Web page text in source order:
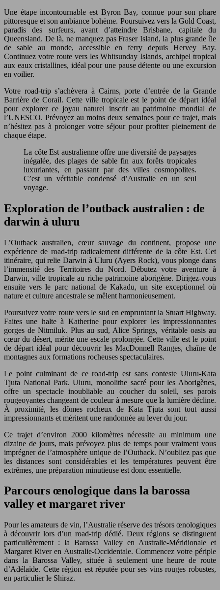
Une étape incontournable est Byron Bay, connue pour son phare
pittoresque et son ambiance bohème. Poursuivez vers la Gold Coast,
paradis des surfeurs, avant d’atteindre Brisbane, capitale du
Queensland. De là, ne manquez pas Fraser Island, la plus grande île
de sable au monde, accessible en ferry depuis Hervey Bay.
Continuez votre route vers les Whitsunday Islands, archipel tropical
aux eaux cristallines, idéal pour une pause détente ou une excursion
en voilier.
Votre road-trip s’achèvera à Cairns, porte d’entrée de la Grande
Barrière de Corail. Cette ville tropicale est le point de départ idéal
pour explorer ce joyau naturel inscrit au patrimoine mondial de
l’UNESCO. Prévoyez au moins deux semaines pour ce trajet, mais
n’hésitez pas à prolonger votre séjour pour profiter pleinement de
chaque étape.
La côte Est australienne offre une diversité de paysages
inégalée, des plages de sable fin aux forêts tropicales
luxuriantes, en passant par des villes cosmopolites.
C’est un véritable condensé d’Australie en un seul
voyage.
Exploration de l’outback australien : de
darwin à uluru
L’Outback australien, cœur sauvage du continent, propose une
expérience de road-trip radicalement différente de la côte Est. Cet
itinéraire, qui relie Darwin à Uluru (Ayers Rock), vous plonge dans
l’immensité des Territoires du Nord. Débutez votre aventure à
Darwin, ville tropicale au riche patrimoine aborigène. Dirigez-vous
ensuite vers le parc national de Kakadu, un site exceptionnel où
nature et culture ancestrale se mêlent harmonieusement.
Poursuivez votre route vers le sud en empruntant la Stuart Highway.
Faites une halte à Katherine pour explorer les impressionnantes
gorges de Nitmiluk. Plus au sud, Alice Springs, véritable oasis au
cœur du désert, mérite une escale prolongée. Cette ville est le point
de départ idéal pour découvrir les MacDonnell Ranges, chaîne de
montagnes aux formations rocheuses spectaculaires.
Le point culminant de ce road-trip est sans conteste Uluru-Kata
Tjuta National Park. Uluru, monolithe sacré pour les Aborigènes,
offre un spectacle inoubliable au coucher du soleil, ses parois
rougeoyantes changeant de couleur à mesure que la lumière décline.
À proximité, les dômes rocheux de Kata Tjuta sont tout aussi
impressionnants et méritent une randonnée au lever du jour.
Ce trajet d’environ 2000 kilomètres nécessite au minimum une
dizaine de jours, mais prévoyez plus de temps pour vraiment vous
imprégner de l’atmosphère unique de l’Outback. N’oubliez pas que
les distances sont considérables et les températures peuvent être
extrêmes, une préparation minutieuse est donc essentielle.
Parcours œnologique dans la barossa
valley et margaret river
Pour les amateurs de vin, l’Australie réserve des trésors œnologiques
à découvrir lors d’un road-trip dédié. Deux régions se distinguent
particulièrement : la Barossa Valley en Australie-Méridionale et
Margaret River en Australie-Occidentale. Commencez votre périple
dans la Barossa Valley, située à seulement une heure de route
d’Adélaïde. Cette région est réputée pour ses vins rouges robustes,
en particulier le Shiraz.